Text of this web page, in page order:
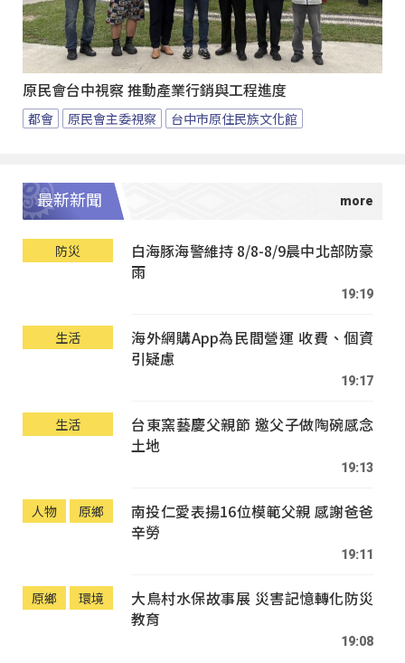
原民會台中視察 推動產業行銷與工程進度
都會 原民會主委視察 台中市原住民族文化館
最新新聞
防災
白海豚海警維持 8/8-8/9晨中北部防豪
雨
19:19
生活
海外網購App為民間營運 收費、個資
引疑慮
19:17
生活
台東窯藝慶父親節 邀父子做陶碗感念
土地
19:13
人物 原鄉
南投仁愛表揚16位模範父親 感謝爸爸
辛勞
19:11
原鄉 環境
大鳥村水保故事展 災害記憶轉化防災
教育
19:08